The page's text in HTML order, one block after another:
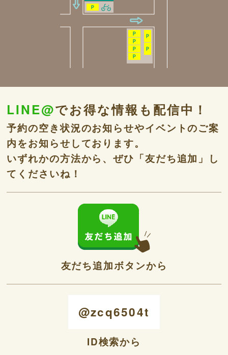
LINE@でお得な情報も配信中！
予約の空き状況のお知らせやイベントのご案
内をお知らせしております。
いずれかの方法から、ぜひ「友だち追加」し
てくださいね！
友だち追加ボタンから
@zcq6504t
ID検索から